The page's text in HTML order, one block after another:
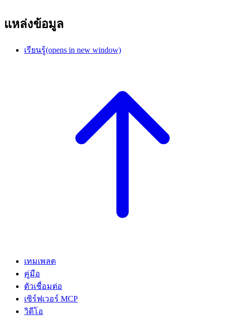
แหล่งข้อมูล
เรียนรู้(opens in new window)
เทมเพลต
คู่มือ
ตัวเชื่อมต่อ
เซิร์ฟเวอร์ MCP
วิดีโอ